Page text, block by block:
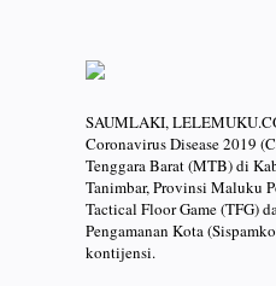
SAUMLAKI,
Coronavirus Disease 2019
Tenggara Barat (MTB) di
Tanimbar, Provinsi Maluku
Tactical Floor Game (TFG)
Pengamanan Kota
kontijensi.